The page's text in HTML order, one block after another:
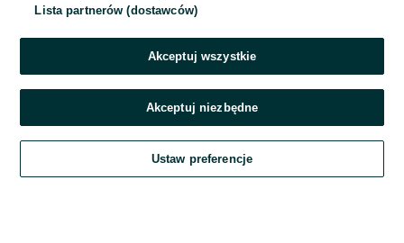
Zadzwoń / SMS
Szukaj Obserwujesz Dodaj Czat Konto
Lista partnerów (dostawców)
Akceptuj wszystkie
Akceptuj niezbędne
Ustaw preferencje